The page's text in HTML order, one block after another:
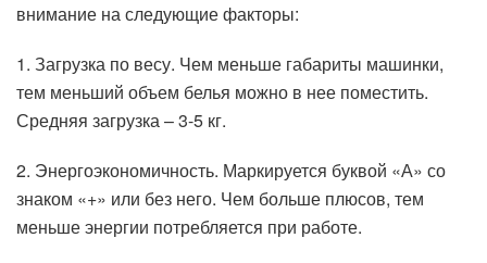
внимание на следующие факторы:
1. Загрузка по весу. Чем меньше габариты машинки,
тем меньший объем белья можно в нее поместить.
Средняя загрузка – 3-5 кг.
2. Энергоэкономичность. Маркируется буквой «А» со
знаком «+» или без него. Чем больше плюсов, тем
меньше энергии потребляется при работе.